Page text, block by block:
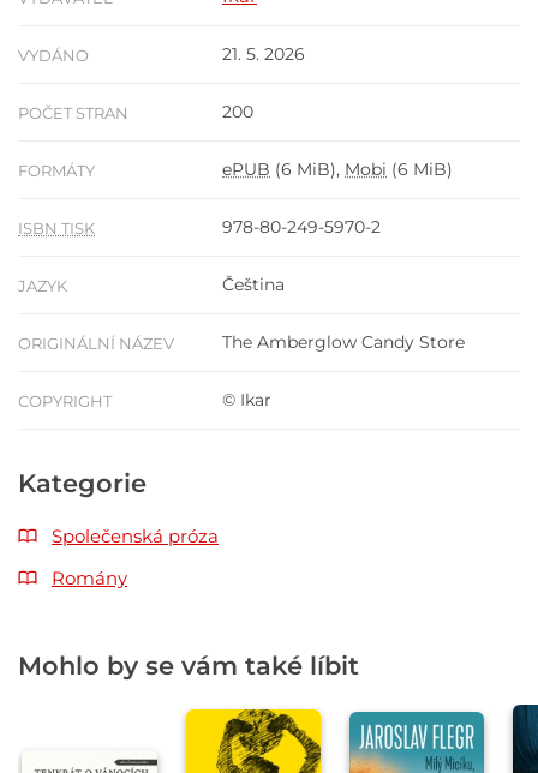
VYDÁNO 21. 5. 2026
POČET STRAN 200
FORMÁTY ePUB (6 MiB), Mobi (6 MiB)
ISBN TISK 978-80-249-5970-2
JAZYK Čeština
ORIGINÁLNÍ NÁZEV The Amberglow Candy Store
COPYRIGHT © Ikar
Kategorie
Společenská próza
Romány
Mohlo by se vám také líbit